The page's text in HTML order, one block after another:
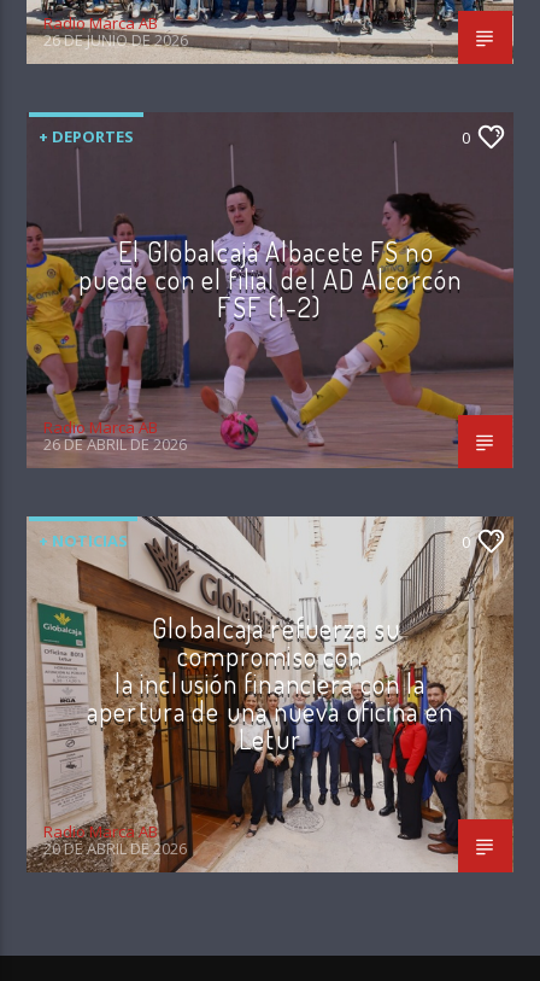
Radio Marca AB
26 DE JUNIO DE 2026
+ DEPORTES 0
El Globalcaja Albacete FS no
puede con el filial del AD Alcorcón
FSF (1-2)
Radio Marca AB
26 DE ABRIL DE 2026
+ NOTICIAS 0
Globalcaja refuerza su
compromiso con
la inclusión financiera con la
apertura de una nueva oficina en
Letur
Radio Marca AB
20 DE ABRIL DE 2026